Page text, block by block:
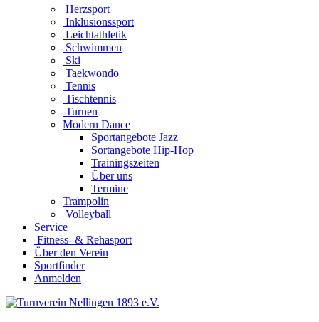
Herzsport
Inklusionssport
Leichtathletik
Schwimmen
Ski
Taekwondo
Tennis
Tischtennis
Turnen
Modern Dance
Sportangebote Jazz
Sortangebote Hip-Hop
Trainingszeiten
Über uns
Termine
Trampolin
Volleyball
Service
Fitness- & Rehasport
Über den Verein
Sportfinder
Anmelden